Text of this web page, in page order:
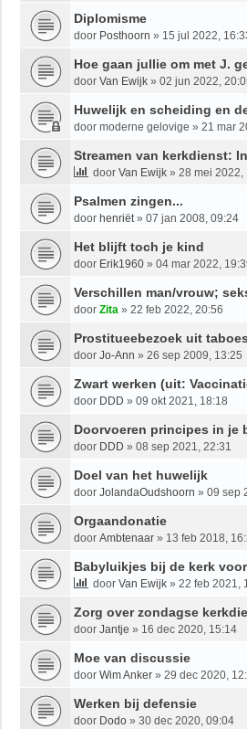
Diplomisme
door Posthoorn » 15 jul 2022,
Hoe gaan jullie om met J.
door Van Ewijk » 02 jun 2022,
Huwelijk en scheiding en
door moderne gelovige » 21 mar
Streamen van kerkdienst:
door Van Ewijk » 28 mei 2022,
Psalmen zingen...
door henriët» 07 jan 2008, 09:24
Het blijft toch je kind
door Erik1960 » 04 mar 2022,
Verschillen man/vrouw;
door Zita » 22 feb 2022, 20:56
Prostitueebezoek uit
door Jo-Ann » 26 sep 2009, 13:25
Zwart werken (uit:
door DDD » 09 okt 2021, 18:18
Doorvoeren principes in je
door DDD » 08 sep 2021, 22:31
Doel van het huwelijk
door JolandaOudshoorn » 09 sep
Orgaandonatie
door Ambtenaar » 13 feb 2018,
Babyluikjes bij de kerk
door Van Ewijk » 22 feb 2021,
Zorg over zondagse
door Jantje » 16 dec 2020, 15:14
Moe van discussie
door Wim Anker » 29 dec 2020,
Werken bij defensie
door Dodo » 30 dec 2020, 09:04